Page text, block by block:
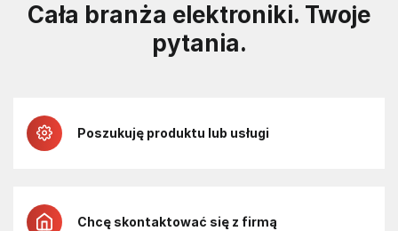
Cała branża elektroniki. Twoje
pytania.
Poszukuję produktu lub usługi
Chcę skontaktować się z firmą